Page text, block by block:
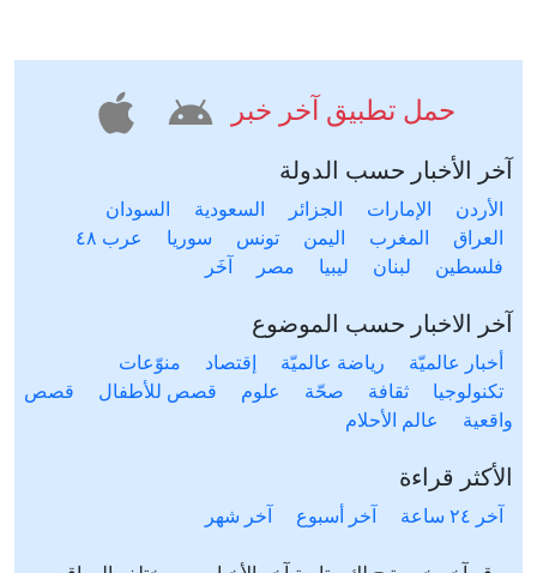
حمل تطبيق آخر خبر
آخر الأخبار حسب الدولة
الأردن الإمارات الجزائر السعودية
السودان
العراق
المغرب اليمن تونس سوريا
عرب ٤٨
فلسطين
لبنان ليبيا مصر آخَر
آخر الاخبار حسب الموضوع
أخبار عالميّة رياضة عالميّة إقتصاد
منوّعات
تكنولوجيا
ثقافة صحّة علوم قصص للأطفال
قصص
واقعية
عالم الأحلام
الأكثر قراءة
آخر ٢٤ ساعة آخر أسبوع آخر شهر